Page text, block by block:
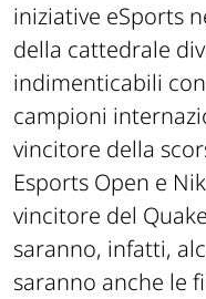
iniziative eSports
della cattedrale
indimenticabili
campioni
vincitore della
Esports Open e
vincitore del
saranno, infatti,
saranno anche le